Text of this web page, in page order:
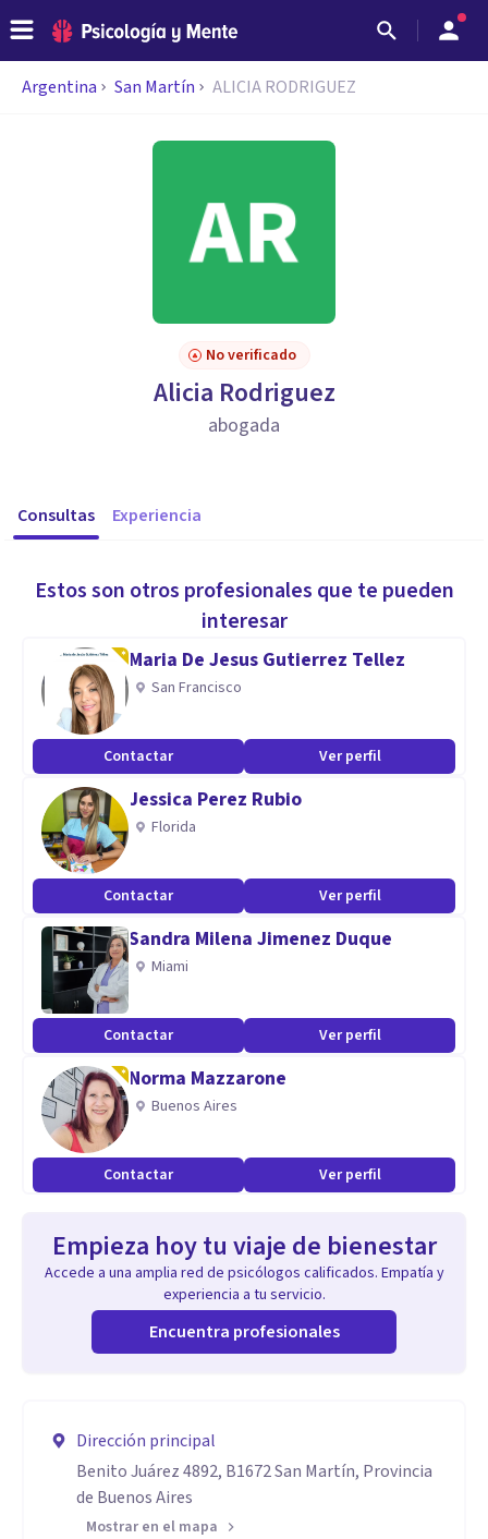
Argentina San Martín ALICIA RODRIGUEZ
No verificado
Alicia Rodriguez
abogada
Consultas Experiencia
Estos son otros profesionales que te pueden
interesar
Maria De Jesus Gutierrez Tellez
San Francisco
Contactar Ver perfil
Jessica Perez Rubio
Florida
Contactar Ver perfil
Sandra Milena Jimenez Duque
Miami
Contactar Ver perfil
Norma Mazzarone
Buenos Aires
Contactar Ver perfil
Empieza hoy tu viaje de bienestar
Accede a una amplia red de psicólogos calificados. Empatía y
experiencia a tu servicio.
Encuentra profesionales
Dirección principal
Benito Juárez 4892, B1672 San Martín, Provincia
de Buenos Aires
Mostrar en el mapa